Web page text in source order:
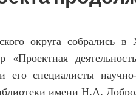
округа собрались в
специалисты научно-
имени Н.А.